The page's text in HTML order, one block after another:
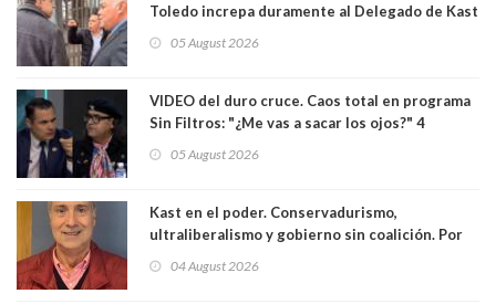
Toledo increpa duramente al Delegado de Kast
delegado nuevamente arrancando"
05 August 2026
VIDEO del duro cruce. Caos total en programa
Sin Filtros: "¿Me vas a sacar los ojos?" 4
excarabinero que dejó ciego a Gustavo Gatica:
05 August 2026
Kast en el poder. Conservadurismo,
ultraliberalismo y gobierno sin coalición. Por
04 August 2026